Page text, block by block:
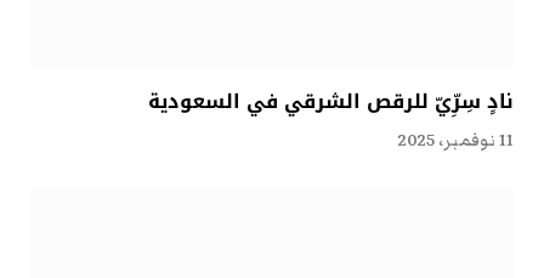
نادٍ سِرِّيّ للرقص الشرقي في السعودية
11 نوفمبر، 2025